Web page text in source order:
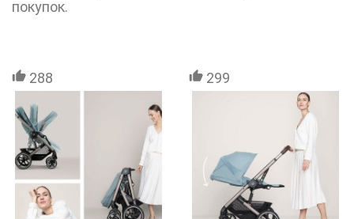
покупок.
288 299